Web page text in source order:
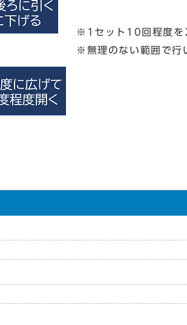
※1セット10回程度を
※無理のない範囲で行